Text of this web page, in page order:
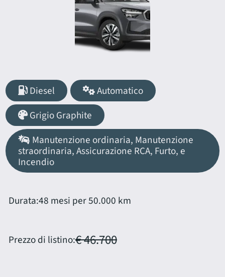
Diesel
Automatico
Grigio Graphite
Manutenzione ordinaria, Manutenzione
straordinaria, Assicurazione RCA, Furto, e
Incendio
Durata:48 mesi per 50.000 km
Prezzo di listino:€ 46.700